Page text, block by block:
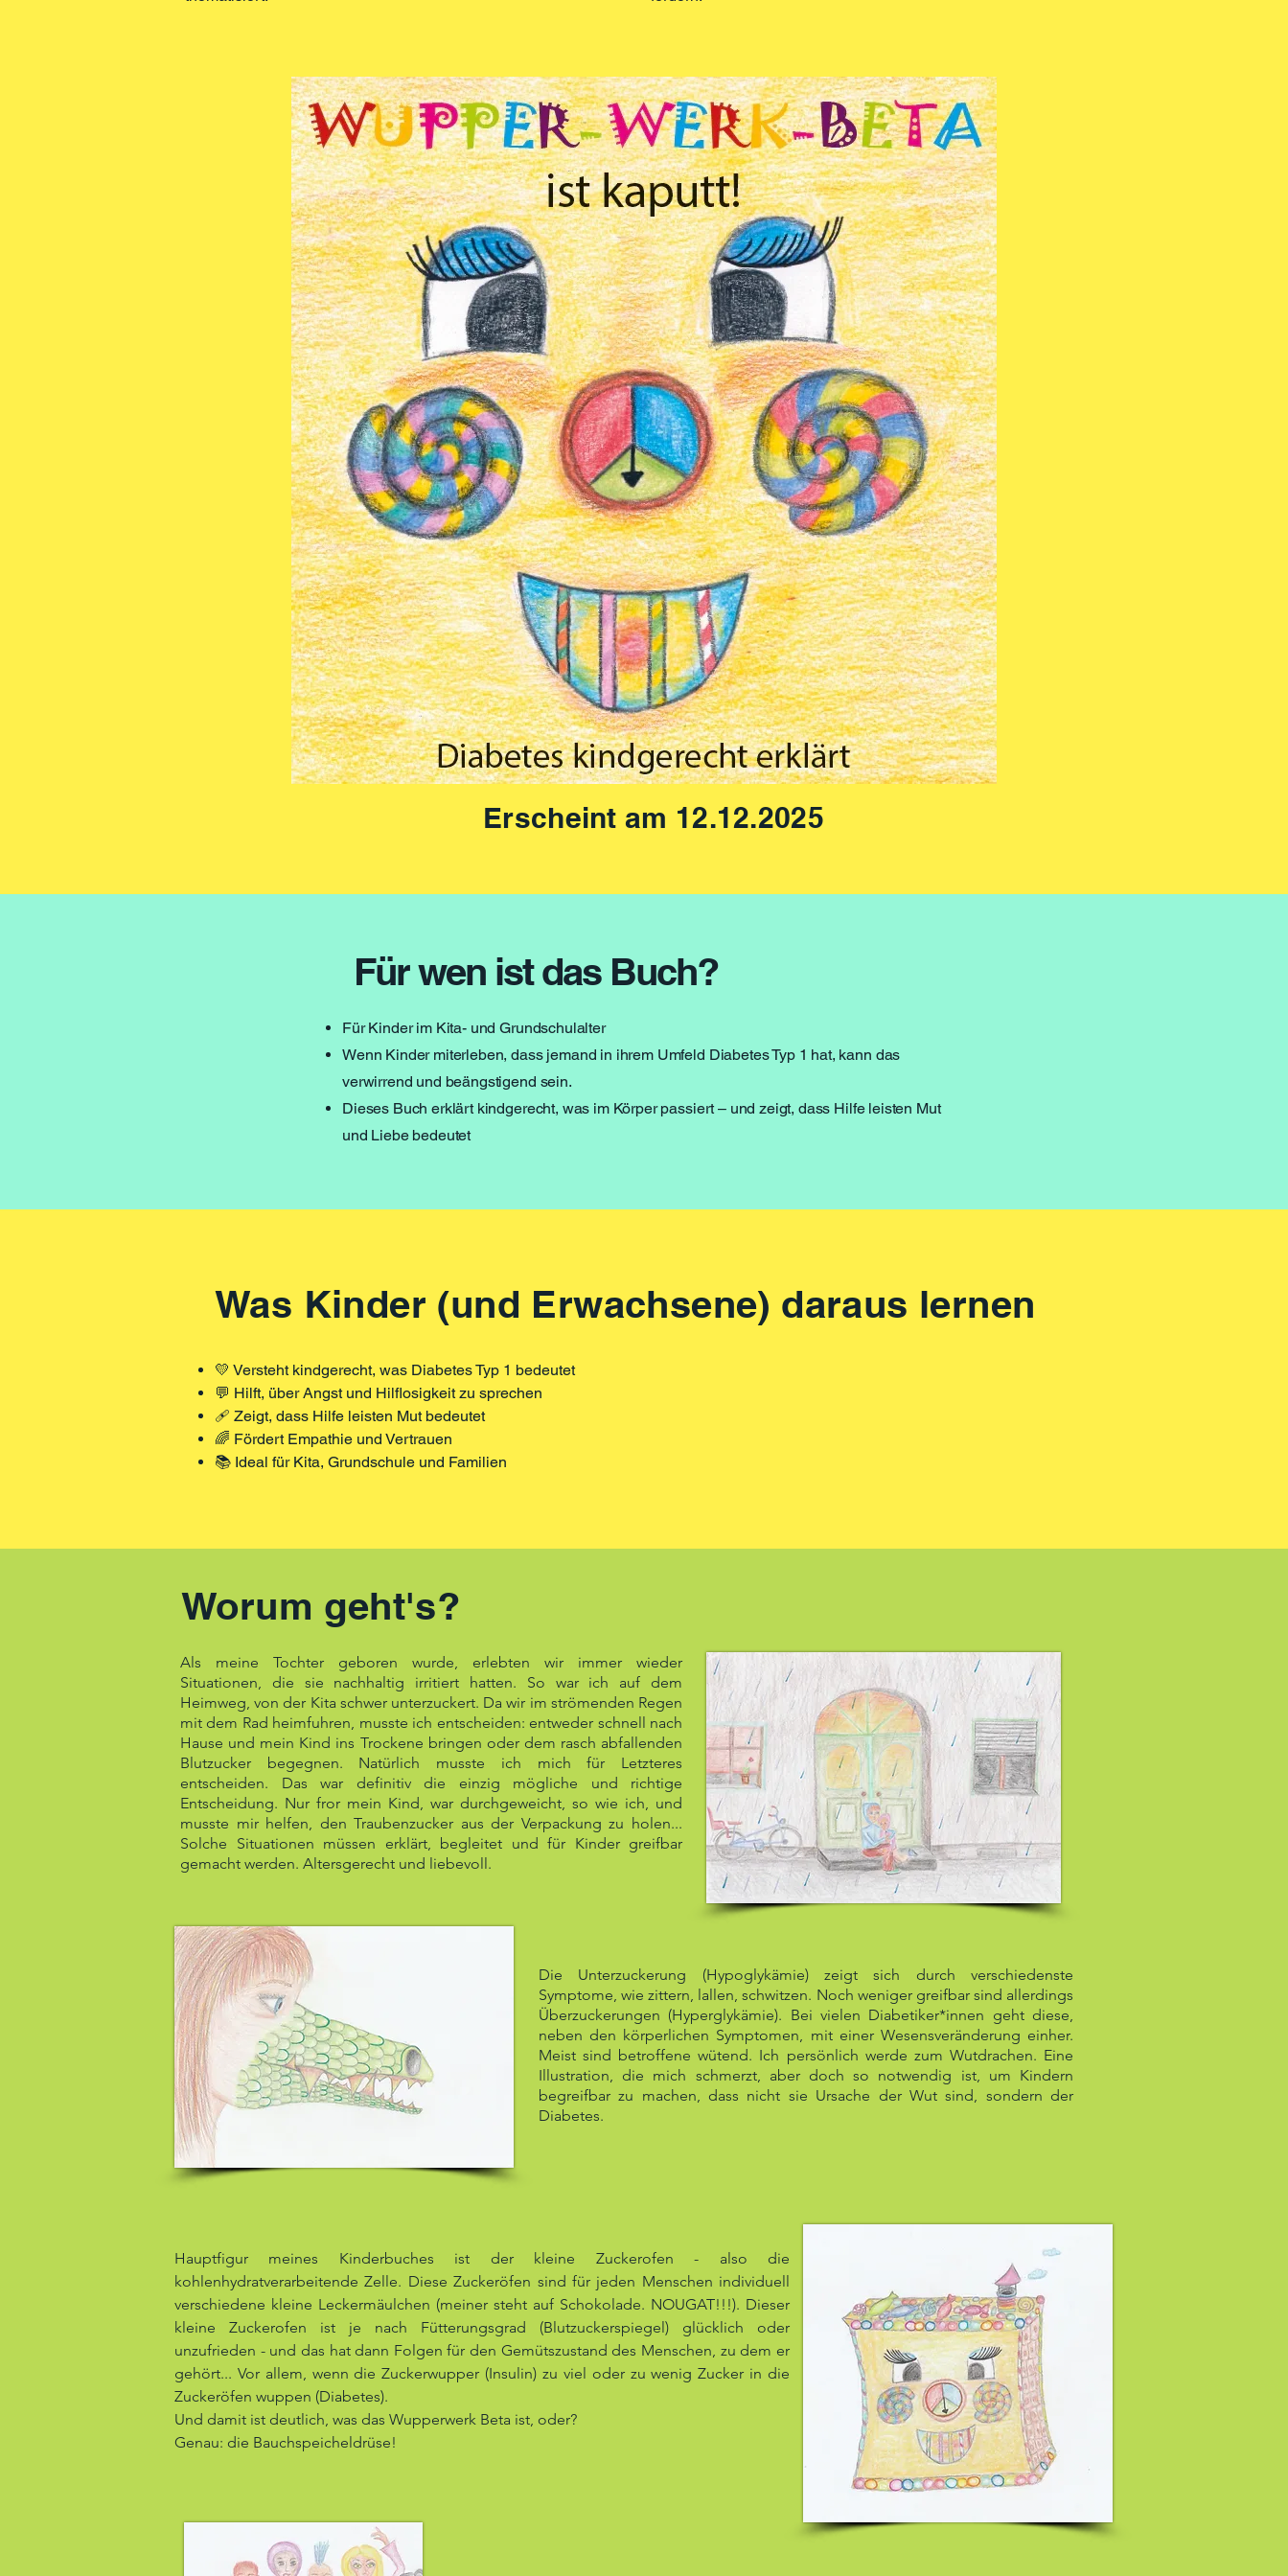
Erscheint am 12.12.2025
Für wen ist das Buch?
Für Kinder im Kita- und Grundschulalter
Wenn Kinder miterleben, dass jemand in ihrem Umfeld Diabetes Typ 1 hat, kann das
verwirrend und beängstigend sein.
Dieses Buch erklärt kindgerecht, was im Körper passiert – und zeigt, dass Hilfe leisten Mut
und Liebe bedeutet
Was Kinder (und Erwachsene) daraus lernen
💛 Versteht kindgerecht, was Diabetes Typ 1 bedeutet
💬 Hilft, über Angst und Hilflosigkeit zu sprechen
🩹 Zeigt, dass Hilfe leisten Mut bedeutet
🌈 Fördert Empathie und Vertrauen
📚 Ideal für Kita, Grundschule und Familien
Worum geht's?
Als meine Tochter geboren wurde, erlebten wir immer wieder
Situationen, die sie nachhaltig irritiert hatten. So war ich auf dem
Heimweg, von der Kita schwer unterzuckert. Da wir im strömenden Regen
mit dem Rad heimfuhren, musste ich entscheiden: entweder schnell nach
Hause und mein Kind ins Trockene bringen oder dem rasch abfallenden
Blutzucker begegnen. Natürlich musste ich mich für Letzteres
entscheiden. Das war definitiv die einzig mögliche und richtige
Entscheidung. Nur fror mein Kind, war durchgeweicht, so wie ich, und
musste mir helfen, den Traubenzucker aus der Verpackung zu holen...
Solche Situationen müssen erklärt, begleitet und für Kinder greifbar
gemacht werden. Altersgerecht und liebevoll.
Die Unterzuckerung (Hypoglykämie) zeigt sich durch verschiedenste
Symptome, wie zittern, lallen, schwitzen. Noch weniger greifbar sind allerdings
Überzuckerungen (Hyperglykämie). Bei vielen Diabetiker*innen geht diese,
neben den körperlichen Symptomen, mit einer Wesensveränderung einher.
Meist sind betroffene wütend. Ich persönlich werde zum Wutdrachen. Eine
Illustration, die mich schmerzt, aber doch so notwendig ist, um Kindern
begreifbar zu machen, dass nicht sie Ursache der Wut sind, sondern der
Diabetes.
Hauptfigur meines Kinderbuches ist der kleine Zuckerofen - also die
kohlenhydratverarbeitende Zelle. Diese Zuckeröfen sind für jeden Menschen individuell
verschiedene kleine Leckermäulchen (meiner steht auf Schokolade. NOUGAT!!!). Dieser
kleine Zuckerofen ist je nach Fütterungsgrad (Blutzuckerspiegel) glücklich oder
unzufrieden - und das hat dann Folgen für den Gemütszustand des Menschen, zu dem er
gehört... Vor allem, wenn die Zuckerwupper (Insulin) zu viel oder zu wenig Zucker in die
Zuckeröfen wuppen (Diabetes).
Und damit ist deutlich, was das Wupperwerk Beta ist, oder?
Genau: die Bauchspeicheldrüse!